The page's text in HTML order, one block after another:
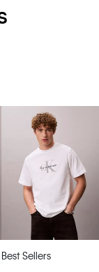
Best Sellers